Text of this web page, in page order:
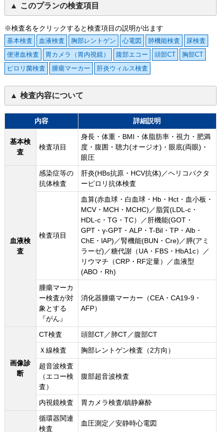
このプランの検査項目
※検査名をクリックすると検査項目の説明が出ます
基本検査 血液検査 胸部レントゲン 心電図 肺機能検査
尿検査
便潜血検査
胃カメラ（胃内視鏡） 腹部エコー 頭部CT
胸部CT
ピロリ菌検査
腫瘍マーカー 肝炎ウィルス検査
検査内容について
内容 詳細説明
基本検
査
検査項目
身長・体重・BMI・体脂肪率・視力・肥満
度・腹囲・聴力(オージオ)・眼底(両眼)・
眼圧
血液検
査
感染症等の
抗体検査
肝炎(HBs抗原・HCV抗体)／ヘリコバクタ
ーピロリ抗体検査
検査項目
血算(赤血球・白血球・Hb・Hct・血小板・
MCV・MCH・MCHC)／脂質(LDL-c・
HDL‐c・TG・TC）／肝機能(GOT・
GPT・γ-GPT・ALP・T-Bil・TP・Alb・
ChE・lAP)／腎機能(BUN・Cre)／膵(アミ
ラーゼ)／糖代謝（UA・FBS・HbA1c）／
リウマチ（CRP・RF定量）／血液型
(ABO・Rh)
腫瘍マーカ
ー検査が対
象とする
『がん』
消化器腫瘍マーカー（CEA・CA19-9・
AFP）
画像診
断
CT検査
頭部CT／肺CT／腹部CT
Ｘ線検査
胸部レントゲン検査（2方向）
超音波検査
（エコー検
査）
腹部超音波検査
内視鏡検査
胃カメラ検査/鎮静麻酔
循環器関連
検査
血圧測定／安静時心電図